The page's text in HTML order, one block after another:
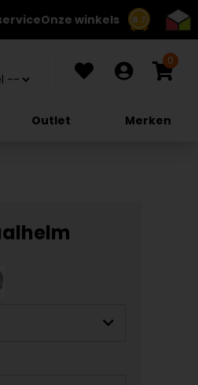
8.7
Onze winkels
0
Outlet Merken